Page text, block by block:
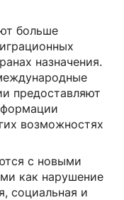
больше
назначения.
предоставляют
возможностях
с новыми
как нарушение
социальная и